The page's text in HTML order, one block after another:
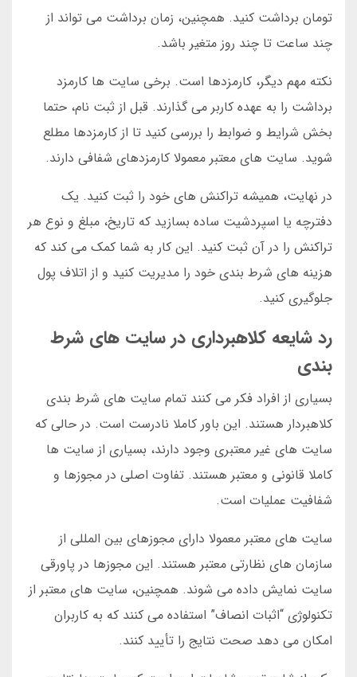
تومان برداشت کنید. همچنین، زمان برداشت می تواند از
چند ساعت تا چند روز متغیر باشد.
نکته مهم دیگر، کارمزدها است. برخی سایت ها کارمزد
برداشت را به عهده کاربر می گذارند. قبل از ثبت نام، حتما
بخش شرایط و ضوابط را بررسی کنید تا از کارمزدها مطلع
شوید. سایت های معتبر معمولا کارمزدهای شفافی دارند.
در نهایت، همیشه تراکنش های خود را ثبت کنید. یک
دفترچه یا اسپردشیت ساده بسازید که تاریخ، مبلغ و نوع هر
تراکنش را در آن ثبت کنید. این کار به شما کمک می کند که
هزینه های شرط بندی خود را مدیریت کنید و از اتلاف پول
جلوگیری کنید.
رد شایعه کلاهبرداری در سایت های شرط
بندی
بسیاری از افراد فکر می کنند تمام سایت های شرط بندی
کلاهبردار هستند. این باور کاملا نادرست است. در حالی که
سایت های غیر معتبری وجود دارند، بسیاری از سایت ها
کاملا قانونی و معتبر هستند. تفاوت اصلی در مجوزها و
شفافیت عملیات است.
سایت های معتبر معمولا دارای مجوزهای بین المللی از
سازمان های نظارتی معتبر هستند. این مجوزها در پاورقی
سایت نمایش داده می شوند. همچنین، سایت های معتبر از
تکنولوژی “اثبات انصاف” استفاده می کنند که به کاربران
امکان می دهد صحت نتایج را تأیید کنند.